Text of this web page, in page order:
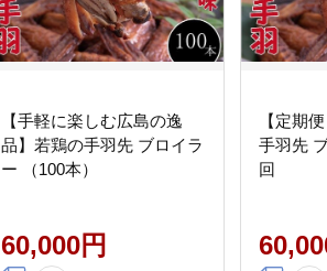
【手軽に楽しむ広島の逸
品】若鶏の手羽先 ブロイラ
ー （100本）
60,000円
【定期
手羽先
回